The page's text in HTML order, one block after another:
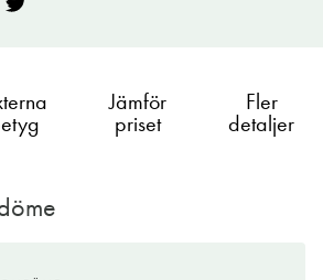
Jämför
priset
Fler
detaljer